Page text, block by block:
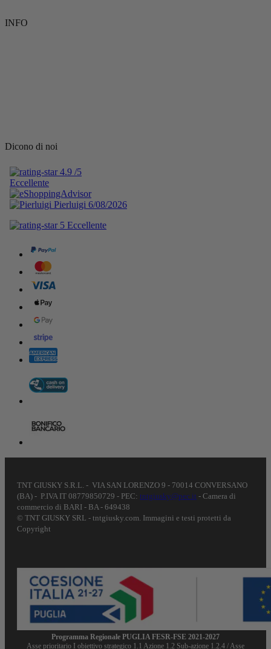
INFO
Dicono di noi
TNT GIUSKY S.R.L. - VIA SAN LORENZO 9 - 70014 CONVERSANO
(BA) - P.IVA IT 08779850729 - PEC: tntgiusky@pec.it - Camera di
commercio di BARI - BA - 649438
© TNT GIUSKY SRL - tntgiusky.com. Immagini e testi protetti da
Copyright
Programma Regionale PUGLIA FESR-FSE 2021-2027
Asse prioritario I obiettivo strategico 1.1 Azione 1.2 Sub-azione 1.2.4 / Asse